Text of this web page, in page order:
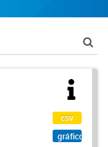
csv
gráfico